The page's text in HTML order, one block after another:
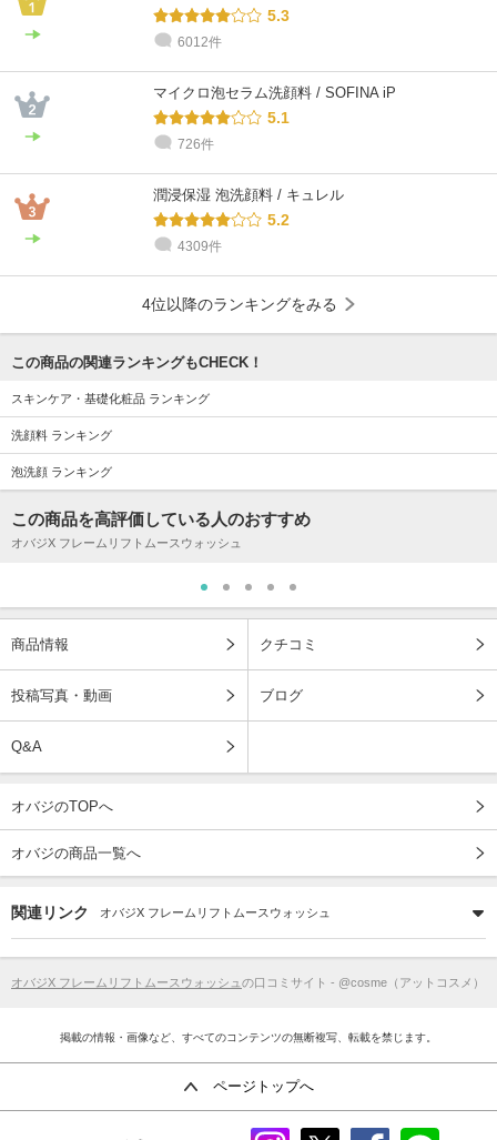
5.3
6012件
マイクロ泡セラム洗顔料 / SOFINA iP
5.1
726件
潤浸保湿 泡洗顔料 / キュレル
5.2
4309件
4位以降のランキングをみる
この商品の関連ランキングもCHECK！
スキンケア・基礎化粧品 ランキング
洗顔料 ランキング
泡洗顔 ランキング
この商品を高評価している人のおすすめ
オバジX フレームリフトムースウォッシュ
商品情報 クチコミ
投稿写真・動画 ブログ
Q&A
オバジのTOPへ
オバジの商品一覧へ
関連リンク オバジX フレームリフトムースウォッシュ
オバジX フレームリフトムースウォッシュ の口コミサイト - @cosme（アットコスメ）
掲載の情報・画像など、すべてのコンテンツの無断複写、転載を禁じます。
ページトップへ